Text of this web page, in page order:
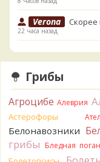
Verona Скорее
22 часа назад
Verona
Что-то
переданы
22 часа назад
Verona
Правильно сделали,
22 часа назад
BorisM
23 часа назад
Грибы
Агроцибе Алеврия
Астерофоры
Белонавозники
грибы Бледная